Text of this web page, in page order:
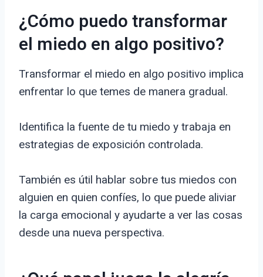
¿Cómo puedo transformar
el miedo en algo positivo?
Transformar el miedo en algo positivo implica
enfrentar lo que temes de manera gradual.
Identifica la fuente de tu miedo y trabaja en
estrategias de exposición controlada.
También es útil hablar sobre tus miedos con
alguien en quien confíes, lo que puede aliviar
la carga emocional y ayudarte a ver las cosas
desde una nueva perspectiva.